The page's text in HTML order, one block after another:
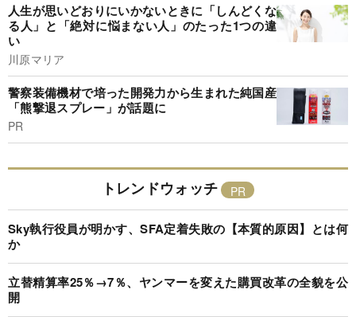
人生が思いどおりにいかないときに「しんどくな
る人」と「絶対に悩まない人」のたった1つの違
い
川原マリア
警察装備機材で培った開発力から生まれた純国産
「熊撃退スプレー」が話題に
PR
トレンドウォッチ
Sky執行役員が明かす、SFA定着失敗の【本質的原因】とは何
か
立替精算率25％→7％、ヤンマーを変えた購買改革の全貌を公
開